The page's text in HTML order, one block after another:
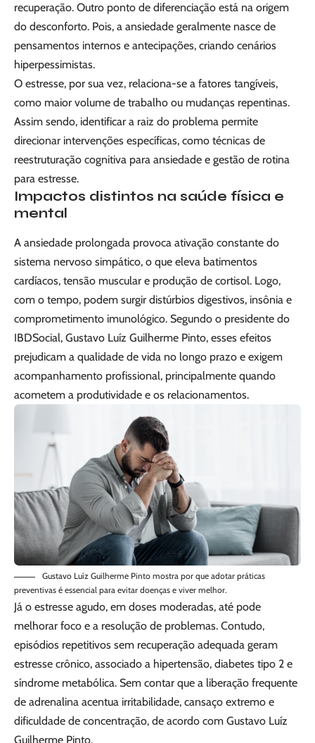
recuperação. Outro ponto de diferenciação está na origem
do desconforto. Pois, a ansiedade geralmente nasce de
pensamentos internos e antecipações, criando cenários
hiperpessimistas.
O estresse, por sua vez, relaciona-se a fatores tangíveis,
como maior volume de trabalho ou mudanças repentinas.
Assim sendo, identificar a raiz do problema permite
direcionar intervenções específicas, como técnicas de
reestruturação cognitiva para ansiedade e gestão de rotina
para estresse.
Impactos distintos na saúde física e
mental
A ansiedade prolongada provoca ativação constante do
sistema nervoso simpático, o que eleva batimentos
cardíacos, tensão muscular e produção de cortisol. Logo,
com o tempo, podem surgir distúrbios digestivos, insônia e
comprometimento imunológico. Segundo o presidente do
IBDSocial, Gustavo Luíz Guilherme Pinto, esses efeitos
prejudicam a qualidade de vida no longo prazo e exigem
acompanhamento profissional, principalmente quando
acometem a produtividade e os relacionamentos.
Gustavo Luíz Guilherme Pinto mostra por que adotar práticas
preventivas é essencial para evitar doenças e viver melhor.
Já o estresse agudo, em doses moderadas, até pode
melhorar foco e a resolução de problemas. Contudo,
episódios repetitivos sem recuperação adequada geram
estresse crônico, associado a hipertensão, diabetes tipo 2 e
síndrome metabólica. Sem contar que a liberação frequente
de adrenalina acentua irritabilidade, cansaço extremo e
dificuldade de concentração, de acordo com Gustavo Luíz
Guilherme Pinto.